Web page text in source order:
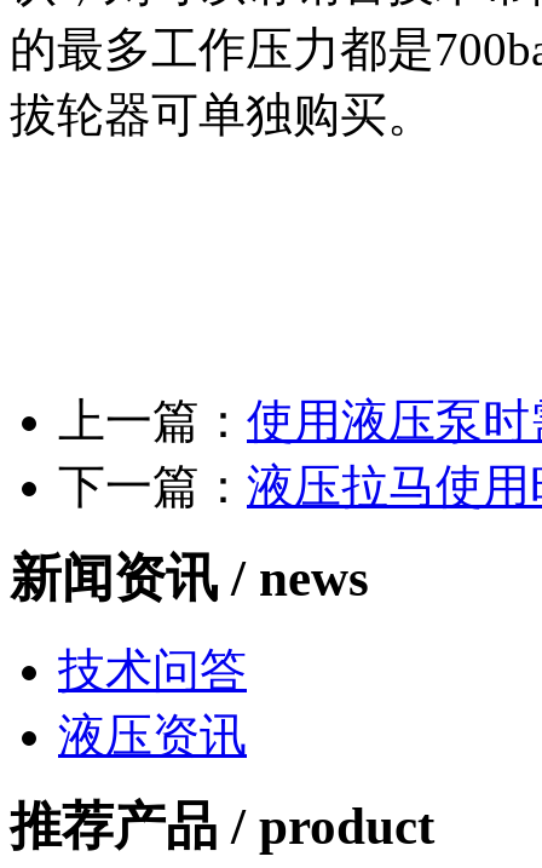
的最多工作压力都是
拔轮器可单独购买。
上一篇： 使用液压泵
下一篇： 液压拉马使
新闻资讯 / news
技术问答
液压资讯
推荐产品 / product